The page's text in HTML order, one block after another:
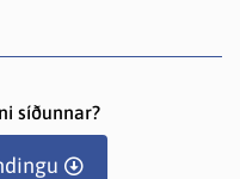
síðunnar?